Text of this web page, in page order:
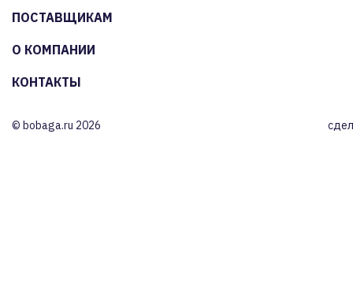
ПОСТАВЩИКАМ
О КОМПАНИИ
КОНТАКТЫ
© bobaga.ru 2026